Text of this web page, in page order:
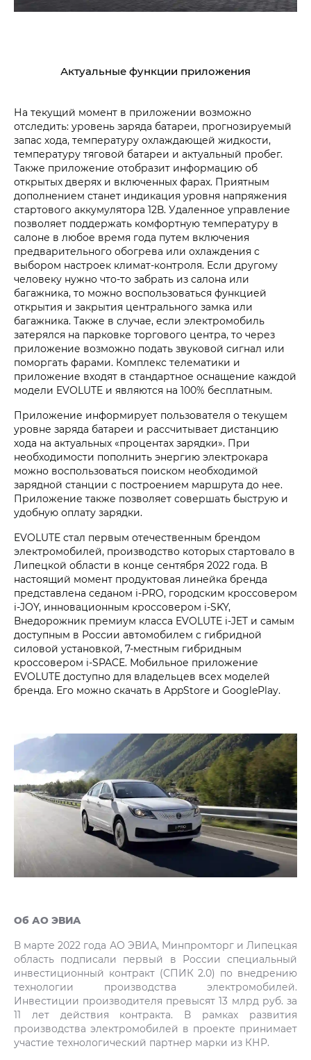
Актуальные функции приложения
На текущий момент в приложении возможно
отследить: уровень заряда батареи, прогнозируемый
запас хода, температуру охлаждающей жидкости,
температуру тяговой батареи и актуальный пробег.
Также приложение отобразит информацию об
открытых дверях и включенных фарах. Приятным
дополнением станет индикация уровня напряжения
стартового аккумулятора 12В. Удаленное управление
позволяет поддержать комфортную температуру в
салоне в любое время года путем включения
предварительного обогрева или охлаждения с
выбором настроек климат-контроля. Если другому
человеку нужно что-то забрать из салона или
багажника, то можно воспользоваться функцией
открытия и закрытия центрального замка или
багажника. Также в случае, если электромобиль
затерялся на парковке торгового центра, то через
приложение возможно подать звуковой сигнал или
поморгать фарами. Комплекс телематики и
приложение входят в стандартное оснащение каждой
модели EVOLUTE и являются на 100% бесплатным.
Приложение информирует пользователя о текущем
уровне заряда батареи и рассчитывает дистанцию
хода на актуальных «процентах зарядки». При
необходимости пополнить энергию электрокара
можно воспользоваться поиском необходимой
зарядной станции с построением маршрута до нее.
Приложение также позволяет совершать быструю и
удобную оплату зарядки.
EVOLUTE стал первым отечественным брендом
электромобилей, производство которых стартовало в
Липецкой области в конце сентября 2022 года. В
настоящий момент продуктовая линейка бренда
представлена седаном i‑PRO, городским кроссовером
i‑JOY, инновационным кроссовером i‑SKY,
Внедорожник премиум класса EVOLUTE i‑JET и самым
доступным в России автомобилем с гибридной
силовой установкой, 7-местным гибридным
кроссовером i‑SPACE. Мобильное приложение
EVOLUTE доступно для владельцев всех моделей
бренда. Его можно скачать в AppStore и GooglePlay.
Об АО ЭВИА
В марте 2022 года АО ЭВИА, Минпромторг и Липецкая
область подписали первый в России специальный
инвестиционный контракт (СПИК 2.0) по внедрению
технологии производства электромобилей.
Инвестиции производителя превысят 13 млрд руб. за
11 лет действия контракта. В рамках развития
производства электромобилей в проекте принимает
участие технологический партнер марки из КНР.